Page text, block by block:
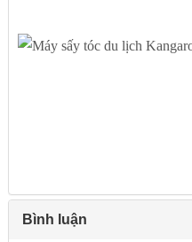
Bình luận